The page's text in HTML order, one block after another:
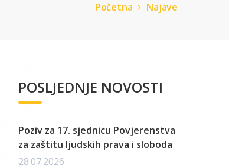
Početna Najave
POSLJEDNJE NOVOSTI
Poziv za 17. sjednicu Povjerenstva
za zaštitu ljudskih prava i sloboda
28.07.2026